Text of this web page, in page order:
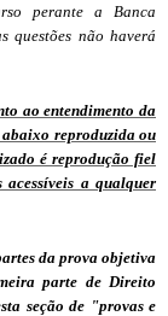
perante a Banca
questões não haverá
ao entendimento da
reproduzida ou
é reprodução fiel
a qualquer
da prova objetiva
parte de Direito
seção de "provas e